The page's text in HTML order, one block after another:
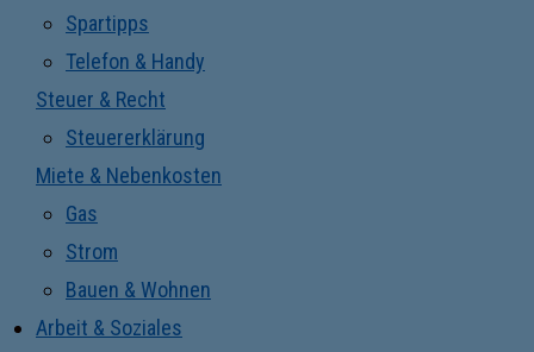
Spartipps
Telefon & Handy
Steuer & Recht
Steuererklärung
Miete & Nebenkosten
Gas
Strom
Bauen & Wohnen
Arbeit & Soziales